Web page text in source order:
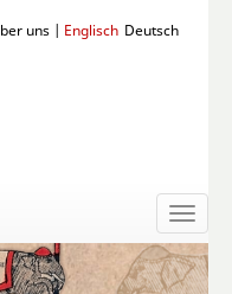
Deutsch
Englisch
uns |